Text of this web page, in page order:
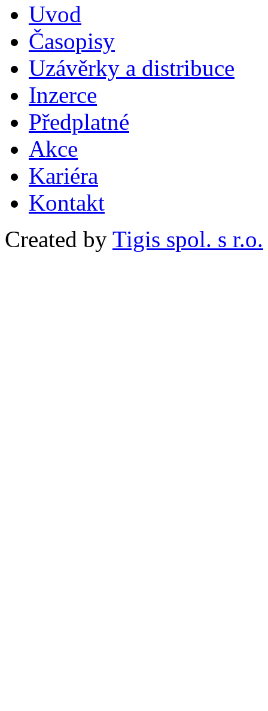
Uvod
Časopisy
Uzávěrky a distribuce
Inzerce
Předplatné
Akce
Kariéra
Kontakt
Created by Tigis spol. s r.o.